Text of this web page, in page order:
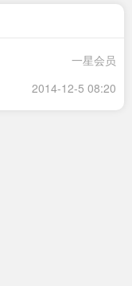
一星会员
2014-12-5 08:20